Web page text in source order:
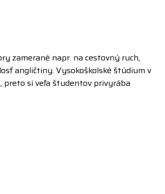
zamerané napr. na cestovný ruch,
angličtiny. Vysokoškolské štúdium v
preto si veľa študentov privyrába